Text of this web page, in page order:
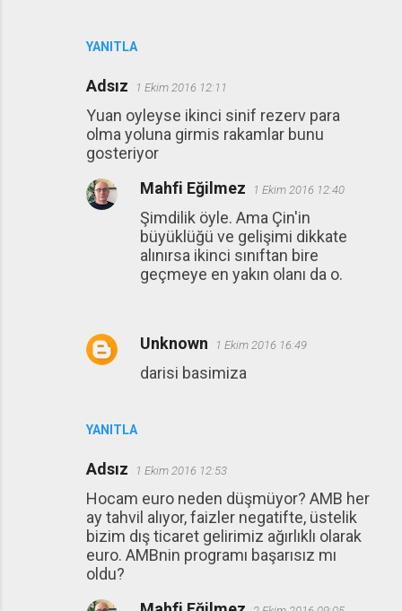
YANITLA
Adsız 1 Ekim 2016 12:11
Yuan oyleyse ikinci sinif rezerv para
olma yoluna girmis rakamlar bunu
gosteriyor
YANITLA
Mahfi Eğilmez 1 Ekim 2016 12:40
Şimdilik öyle. Ama Çin'in
büyüklüğü ve gelişimi dikkate
alınırsa ikinci sınıftan bire
geçmeye en yakın olanı da o.
Unknown 1 Ekim 2016 16:49
darisi basimiza
Adsız 1 Ekim 2016 12:53
Hocam euro neden düşmüyor? AMB her
ay tahvil alıyor, faizler negatifte, üstelik
bizim dış ticaret gelirimiz ağırlıklı olarak
euro. AMBnin programı başarısız mı
oldu?